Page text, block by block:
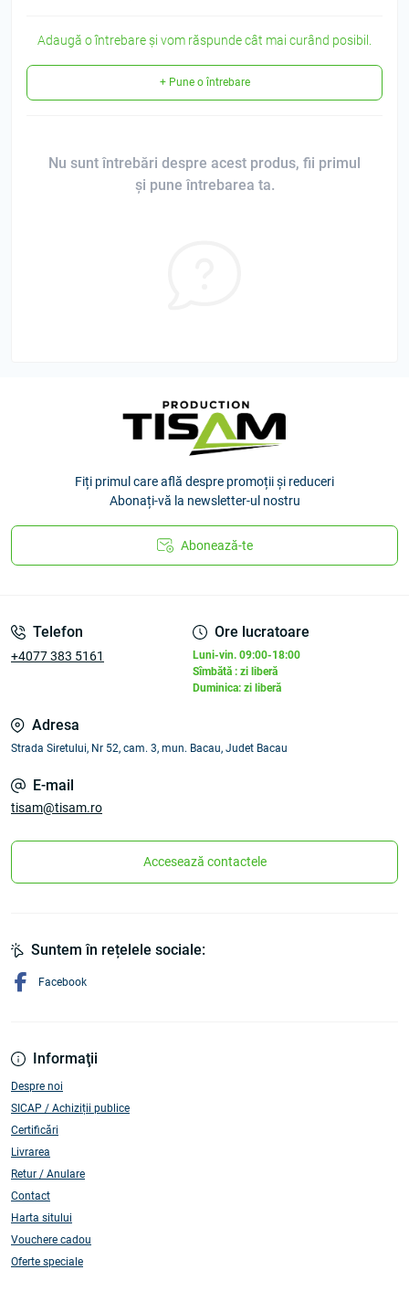
Adaugă o întrebare și vom răspunde cât mai curând posibil.
+ Pune o întrebare
Nu sunt întrebări despre acest produs, fii primul
și pune întrebarea ta.
Fiți primul care află despre promoții și reduceri
Abonați-vă la newsletter-ul nostru
Abonează-te
Telefon
+4077 383 5161
Ore lucratoare
Luni-vin. 09:00-18:00
Sîmbătă : zi liberă
Duminica: zi liberă
Adresa
Strada Siretului, Nr 52, cam. 3, mun. Bacau, Judet Bacau
E-mail
tisam@tisam.ro
Accesează contactele
Informaţii
Despre noi
SICAP / Achiziții publice
Certificări
Livrarea
Retur / Anulare
Contact
Harta sitului
Vouchere cadou
Oferte speciale
Suntem în rețelele sociale:
Facebook